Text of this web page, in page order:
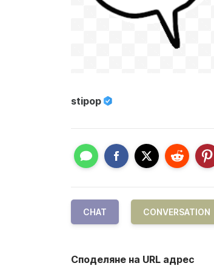
stipop
CHAT CONVERSATION
Споделяне на URL адрес